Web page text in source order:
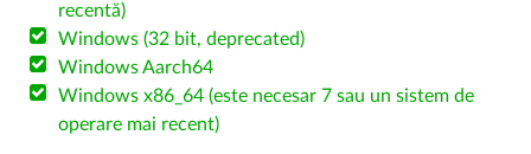
recentă)
Windows (32 bit, deprecated)
Windows Aarch64
Windows x86_64 (este necesar 7 sau un sistem de
operare mai recent)